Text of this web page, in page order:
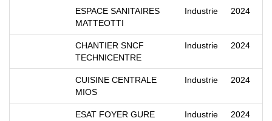
ESPACE SANITAIRES
MATTEOTTI
Industrie 2024
CHANTIER SNCF
TECHNICENTRE
Industrie 2024
CUISINE CENTRALE
MIOS
Industrie 2024
ESAT FOYER GURE
Industrie 2024